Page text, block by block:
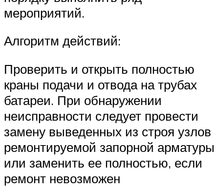
мероприятий.
Алгоритм действий:
Проверить и открыть полностью
краны подачи и отвода на трубах
батареи. При обнаружении
неисправности следует провести
замену выведенных из строя узлов
ремонтируемой запорной арматуры
или заменить ее полностью, если
ремонт невозможен